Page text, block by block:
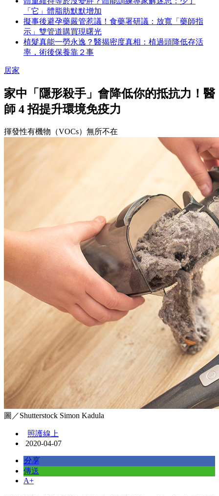
「它」體脂肪默默增加
擬事後避孕藥嚴管惹議！食藥署研議：放寬「藥師指
示」雙管道購買現曙光
植髮真能一勞永逸？醫揭密度真相：植過頭降低存活
率，術後保養靠２事
居家
家中「隱形殺手」會降低你的抵抗力！醫
師 4 招提升環境免疫力
揮發性有機物（VOCs）無所不在
圖／Shutterstock Simon Kadula
照護線上
2020-04-07
分享
傳送
A+